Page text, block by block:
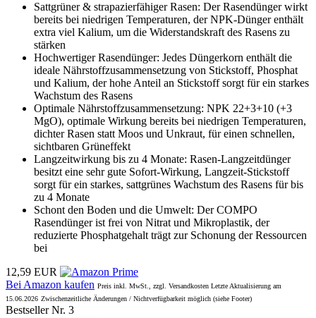
Sattgrüner & strapazierfähiger Rasen: Der Rasendünger wirkt
bereits bei niedrigen Temperaturen, der NPK-Dünger enthält
extra viel Kalium, um die Widerstandskraft des Rasens zu
stärken
Hochwertiger Rasendünger: Jedes Düngerkorn enthält die
ideale Nährstoffzusammensetzung von Stickstoff, Phosphat
und Kalium, der hohe Anteil an Stickstoff sorgt für ein starkes
Wachstum des Rasens
Optimale Nährstoffzusammensetzung: NPK 22+3+10 (+3
MgO), optimale Wirkung bereits bei niedrigen Temperaturen,
dichter Rasen statt Moos und Unkraut, für einen schnellen,
sichtbaren Grüneffekt
Langzeitwirkung bis zu 4 Monate: Rasen-Langzeitdünger
besitzt eine sehr gute Sofort-Wirkung, Langzeit-Stickstoff
sorgt für ein starkes, sattgrünes Wachstum des Rasens für bis
zu 4 Monate
Schont den Boden und die Umwelt: Der COMPO
Rasendünger ist frei von Nitrat und Mikroplastik, der
reduzierte Phosphatgehalt trägt zur Schonung der Ressourcen
bei
12,59 EUR
Bei Amazon kaufen Preis inkl. MwSt., zzgl. Versandkosten Letzte Aktualisierung am
15.06.2026 Zwischenzeitliche Änderungen / Nichtverfügbarkeit möglich (siehe Footer)
Bestseller Nr. 3